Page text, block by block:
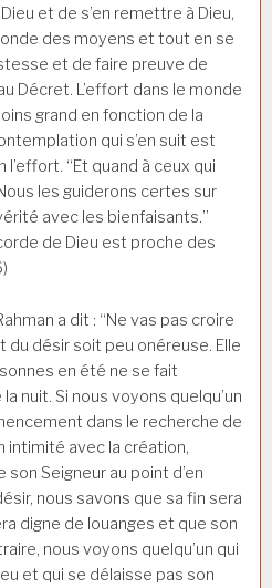
et de s’en remettre à Dieu,
des moyens et tout en se
et de faire preuve de
Décret. L’effort dans le monde
grand en fonction de la
qui s’en suit est
“Et quand à ceux qui
les guiderons certes sur
avec les bienfaisants.”
de Dieu est proche des
a dit : “Ne vas pas croire
du désir soit peu onéreuse. Elle
en été ne se fait
nuit. Si nous voyons quelqu’un
dans le recherche de
intimité avec la création,
Seigneur au point d’en
nous savons que sa fin sera
digne de louanges et que son
nous voyons quelqu’un qui
et qui se délaisse pas son